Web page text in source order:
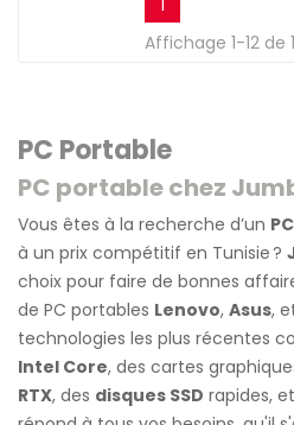
1
Affichage 1-12 de
PC Portable
PC portable chez
Vous êtes à la recherche d’un
à un prix compétitif en Tunisie ?
choix pour faire de bonnes
de PC portables Lenovo, Asus,
technologies les plus récentes
Intel Core, des cartes
RTX, des disques SSD rapides,